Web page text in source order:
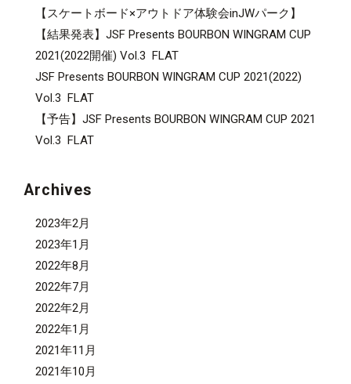
【スケートボード×アウトドア体験会inJWパーク】
【結果発表】JSF Presents BOURBON WINGRAM CUP
2021(2022開催) Vol.3 FLAT
JSF Presents BOURBON WINGRAM CUP 2021(2022)
Vol.3 FLAT
【予告】JSF Presents BOURBON WINGRAM CUP 2021
Vol.3 FLAT
Archives
2023年2月
2023年1月
2022年8月
2022年7月
2022年2月
2022年1月
2021年11月
2021年10月